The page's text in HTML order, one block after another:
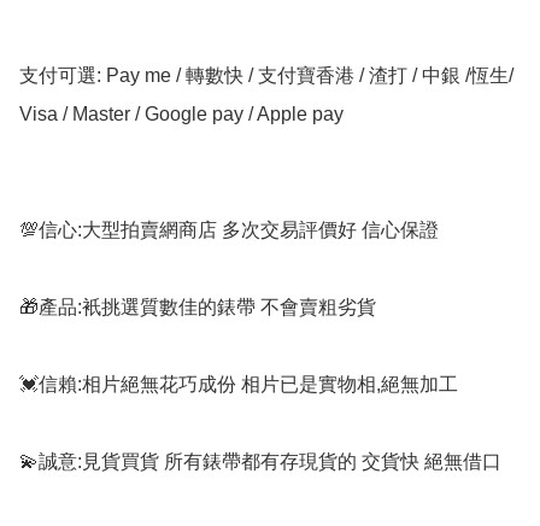
支付可選: Pay me / 轉數快 / 支付寶香港 / 渣打 / 中銀 /恆生/
Visa / Master / Google pay / Apple pay
💯信心:大型拍賣網商店 多次交易評價好 信心保證
🎁產品:衹挑選質數佳的錶帶 不會賣粗劣貨
💓信賴:相片絕無花巧成份 相片已是實物相,絕無加工
💫誠意:見貨買貨 所有錶帶都有存現貨的 交貨快 絕無借口